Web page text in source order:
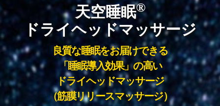
天空睡眠®︎
ドライヘッドマッサージ
良質な睡眠をお届けできる
「睡眠導入効果」の高い
ドライヘッドマッサージ
（筋膜リリースマッサージ）